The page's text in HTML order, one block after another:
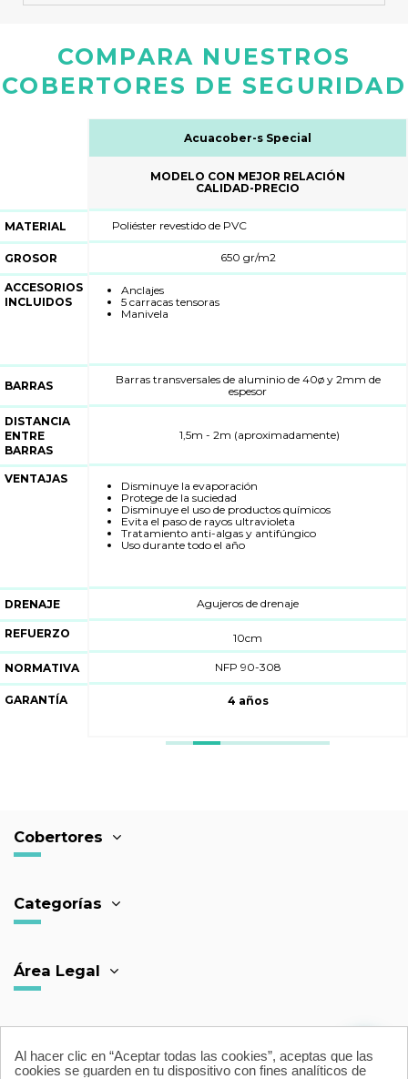
COMPARA NUESTROS
COBERTORES DE SEGURIDAD
MATERIAL
GROSOR
ACCESORIOS
INCLUIDOS
BARRAS
DISTANCIA
ENTRE
BARRAS
VENTAJAS
DRENAJE
REFUERZO
NORMATIVA
GARANTÍA
2mm de
Acuacober-s Premium
MODELO MÁS GRUESO
Y RESISTENTE
Poliéster revestido de PVC
650 gr/m2
Anclajes
Gomas tensoras
5 carracas tensoras
Barras transversales de aluminio de 40ø y 2mm de
espesor
1m - 1,5m (aproximadamente)
Disminuye la evaporación
Protege de la suciedad
Disminuye el uso de productos químicos
Evita el paso de rayos ultravioleta
Tratamiento anti-algas y antifúngico
Uso durante todo el año
Agujeros de drenaje
50cm
NFP 90-308
5 años
Cobertores
Categorías
Área Legal
Al hacer clic en “Aceptar todas las cookies”, aceptas que las
cookies se guarden en tu dispositivo con fines analíticos de